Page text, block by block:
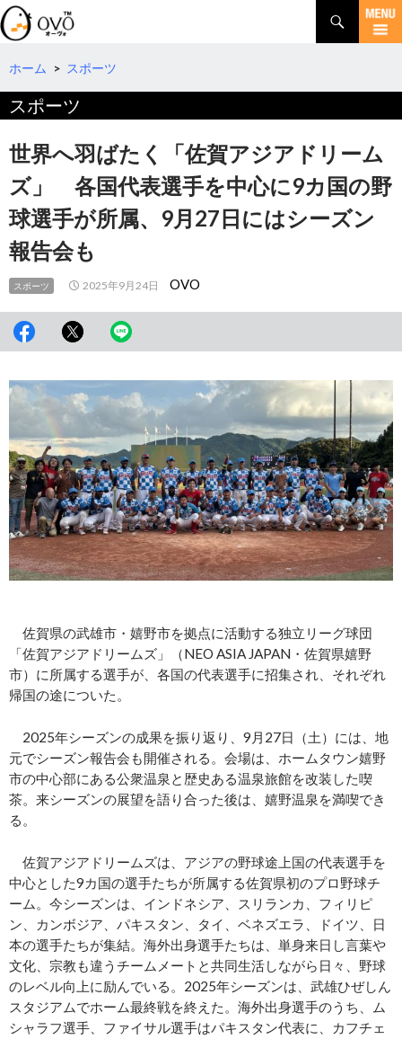
検
索
コ
テ
へ
ホーム > スポーツ
スポーツ
世界へ羽ばたく「佐賀アジアドリーム
ズ」 各国代表選手を中心に9カ国の野
球選手が所属、9月27日にはシーズン
報告会も
スポーツ 2025年9月24日 OVO
佐賀県の武雄市・嬉野市を拠点に活動する独立リーグ球団
「佐賀アジアドリームズ」（NEO ASIA JAPAN・佐賀県嬉野
市）に所属する選手が、各国の代表選手に招集され、それぞれ
帰国の途についた。
2025年シーズンの成果を振り返り、9月27日（土）には、地
元でシーズン報告会も開催される。会場は、ホームタウン嬉野
市の中心部にある公衆温泉と歴史ある温泉旅館を改装した喫
茶。来シーズンの展望を語り合った後は、嬉野温泉を満喫でき
る。
佐賀アジアドリームズは、アジアの野球途上国の代表選手を
中心とした9カ国の選手たちが所属する佐賀県初のプロ野球チ
ーム。今シーズンは、インドネシア、スリランカ、フィリピ
ン、カンボジア、パキスタン、タイ、ベネズエラ、ドイツ、日
本の選手たちが集結。海外出身選手たちは、単身来日し言葉や
文化、宗教も違うチームメートと共同生活しながら日々、野球
のレベル向上に励んでいる。2025年シーズンは、武雄ひぜしん
スタジアムでホーム最終戦を終えた。海外出身選手のうち、ム
シャラフ選手、ファイサル選手はパキスタン代表に、カフチェ